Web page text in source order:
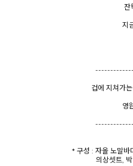
잔
지
겁에 지쳐가
영
* 구성 : 자올 노말바
의상셋트,